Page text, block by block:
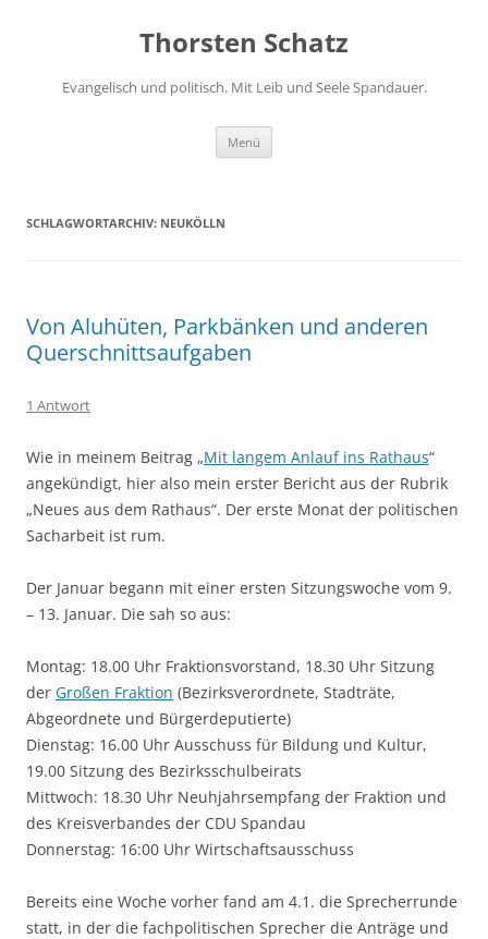
Thorsten Schatz
Evangelisch und politisch. Mit Leib und Seele Spandauer.
Menü
SCHLAGWORTARCHIV: NEUKÖLLN
Von Aluhüten, Parkbänken und anderen
Querschnittsaufgaben
1 Antwort
Wie in meinem Beitrag „Mit langem Anlauf ins Rathaus“
angekündigt, hier also mein erster Bericht aus der Rubrik
„Neues aus dem Rathaus“. Der erste Monat der politischen
Sacharbeit ist rum.
Der Januar begann mit einer ersten Sitzungswoche vom 9.
– 13. Januar. Die sah so aus:
Montag: 18.00 Uhr Fraktionsvorstand, 18.30 Uhr Sitzung
der Großen Fraktion (Bezirksverordnete, Stadträte,
Abgeordnete und Bürgerdeputierte)
Dienstag: 16.00 Uhr Ausschuss für Bildung und Kultur,
19.00 Sitzung des Bezirksschulbeirats
Mittwoch: 18.30 Uhr Neuhjahrsempfang der Fraktion und
des Kreisverbandes der CDU Spandau
Donnerstag: 16:00 Uhr Wirtschaftsausschuss
Bereits eine Woche vorher fand am 4.1. die Sprecherrunde
statt, in der die fachpolitischen Sprecher die Anträge und